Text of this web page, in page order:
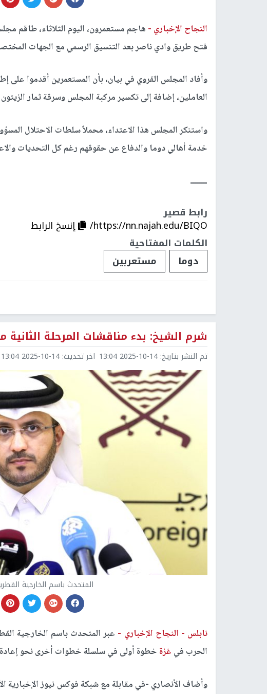
النجاح الإخباري - هاجم مستعمرون، اليوم الثلاثاء، طاقم
فتح طريق وادي ناصر بعد التنسيق الرسمي مع الجهات
وأفاد المجلس القروي في بيان، بأن المستعمرين أقدموا على
العاملين، إضافة إلى تكسير مركبة المجلس وسرقة ثمار
واستنكر المجلس هذا الاعتداء، محملاً سلطات الاحتلال
خدمة أهالي دوما والدفاع عن حقوقهم رغم كل التحديات
ــــــــ
رابط قصير
https://nn.najah.edu/BIQO/
إنسخ الرابط
الكلمات المفتاحية
دوما
مستعربين
شرم الشيخ: بدء مناقشات المرحلة
تم النشر بتاريخ: 2025-10-14 13:04 اخر تحديث: 2025-10-14 13:04
المتحدث باسم الخارجية
نابلس - النجاح الإخباري - عبر المتحدث باسم الخارجية
الحرب في غزة خطوة أولى في سلسلة خطوات أخرى نحو إعادة
وأضاف الأنصاري -في مقابلة مع شبكة فوكس نيوز الإخبارية